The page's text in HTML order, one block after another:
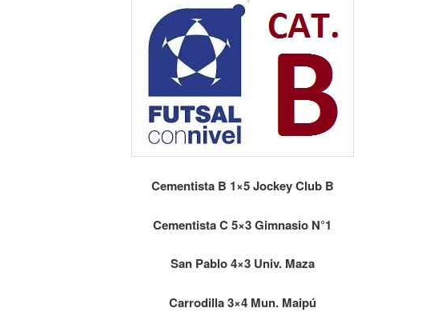
Cementista B 1×5 Jockey Club B
Cementista C 5×3 Gimnasio N°1
San Pablo 4×3 Univ. Maza
Carrodilla 3×4 Mun. Maipú